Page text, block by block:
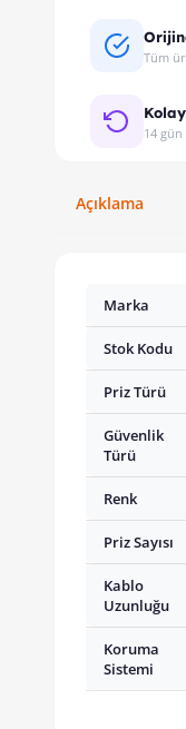
Tüm
14
Açıklama
Marka
Stok Kodu
Priz Türü
Güvenlik
Türü
Renk
Priz Sayısı
Kablo
Uzunluğu
Koruma
Sistemi